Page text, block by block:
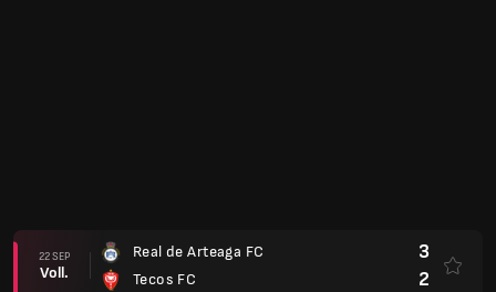
22 SEP
Voll.
Real de Arteaga FC
Tecos FC
3
2